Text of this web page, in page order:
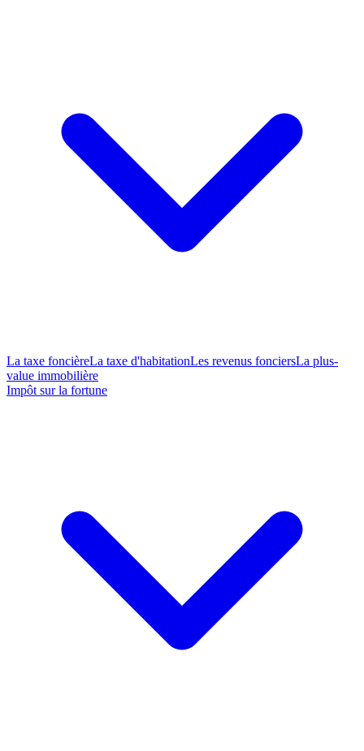
La taxe foncièreLa taxe d'habitationLes revenus fonciersLa plus-
value immobilière
Impôt sur la fortune